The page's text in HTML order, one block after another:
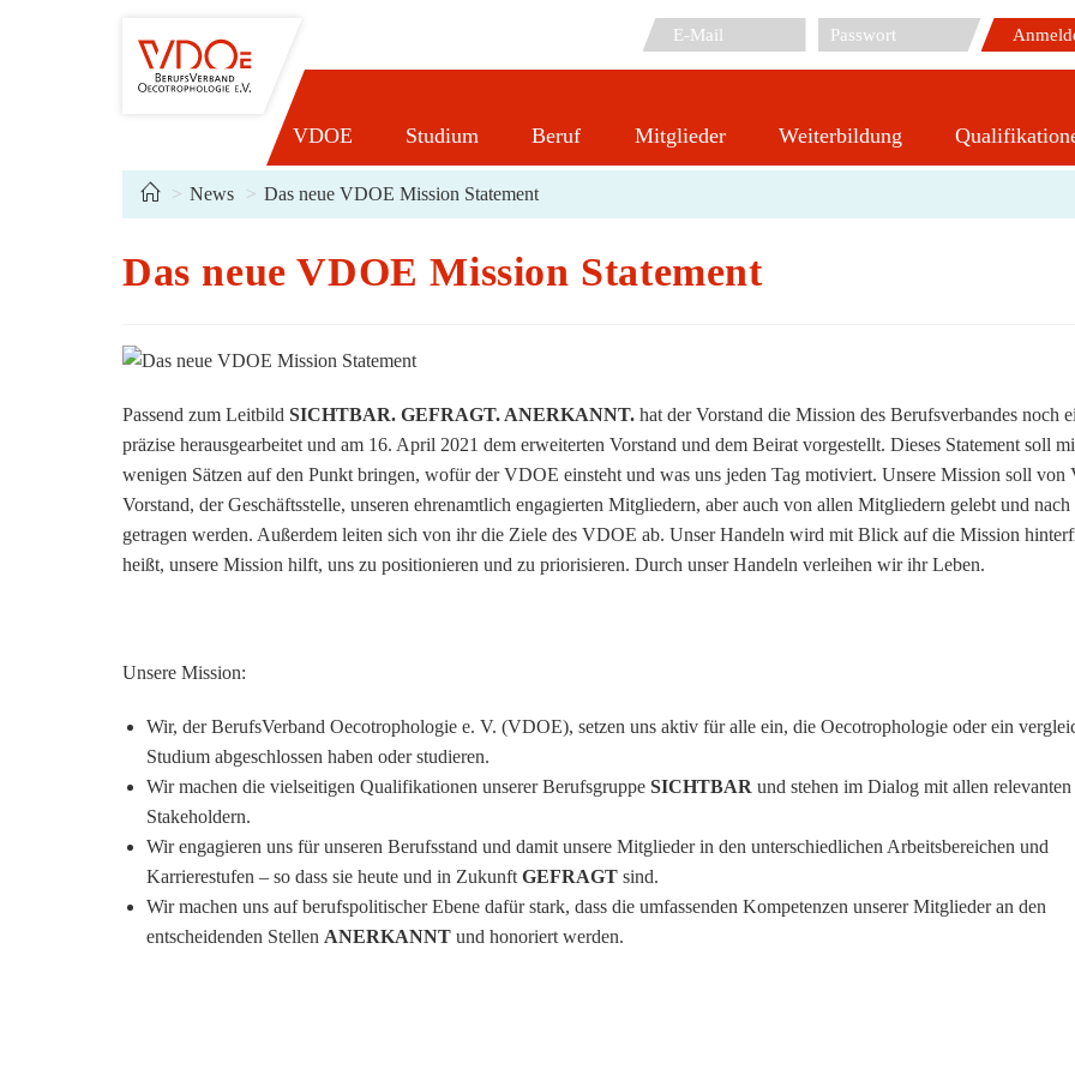
VDOE Studium Beruf Mitglieder Weiterbildung
Das neue VDOE Mission Statement
> News > Das neue VDOE Mission Statement
Das neue VDOE Mission Statement
Passend zum Leitbild SICHTBAR. GEFRAGT. ANERKANNT. hat der Vorstand die Mission des Berufsverbandes noch
präzise herausgearbeitet und am 16. April 2021 dem erweiterten Vorstand und dem Beirat vorgestellt. Dieses Statement soll
wenigen Sätzen auf den Punkt bringen, wofür der VDOE einsteht und was uns jeden Tag motiviert. Unsere Mission soll
Vorstand, der Geschäftsstelle, unseren ehrenamtlich engagierten Mitgliedern, aber auch von allen Mitgliedern gelebt und nach
getragen werden. Außerdem leiten sich von ihr die Ziele des VDOE ab. Unser Handeln wird mit Blick auf die Mission
heißt, unsere Mission hilft, uns zu positionieren und zu priorisieren. Durch unser Handeln verleihen wir ihr Leben.
Unsere Mission:
Wir, der BerufsVerband Oecotrophologie e. V. (VDOE), setzen uns aktiv für alle ein, die Oecotrophologie oder ein
Studium abgeschlossen haben oder studieren.
Wir machen die vielseitigen Qualifikationen unserer Berufsgruppe SICHTBAR und stehen im Dialog mit allen relevanten
Stakeholdern.
Wir engagieren uns für unseren Berufsstand und damit unsere Mitglieder in den unterschiedlichen Arbeitsbereichen und
Karrierestufen – so dass sie heute und in Zukunft GEFRAGT sind.
Wir machen uns auf berufspolitischer Ebene dafür stark, dass die umfassenden Kompetenzen unserer Mitglieder an den
entscheidenden Stellen ANERKANNT und honoriert werden.